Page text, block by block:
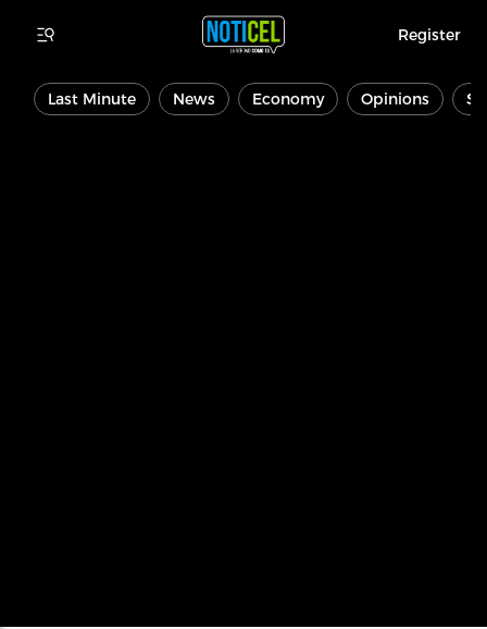
Register
Last Minute News Economy Opinions